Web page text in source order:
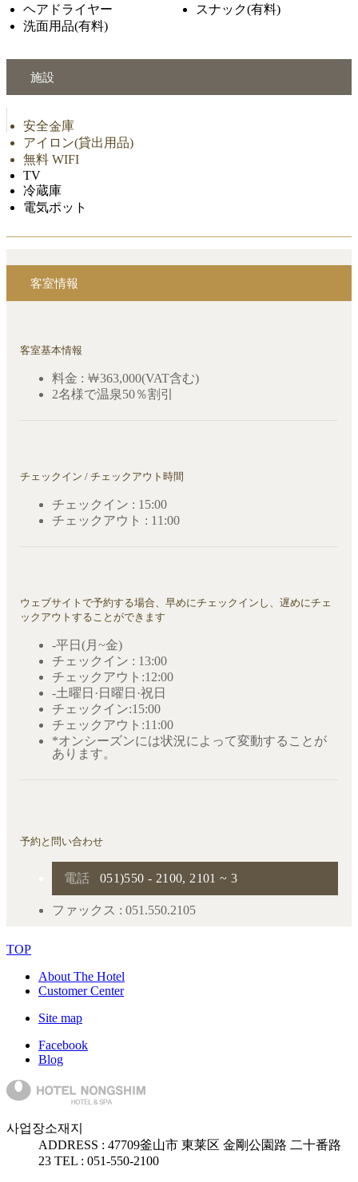
ヘアドライヤー
洗面用品(有料)
スナック(有料)
施設
安全金庫
アイロン(貸出用品)
無料 WIFI
TV
冷蔵庫
電気ポット
客室情報
客室基本情報
料金 : ￦363,000(VAT含む)
2名様で温泉50％割引
チェックイン / チェックアウト時間
チェックイン : 15:00
チェックアウト : 11:00
ウェブサイトで予約する場合、早めにチェックインし、遅めにチェ
ックアウトすることができます
-平日(月~金)
チェックイン : 13:00
チェックアウト:12:00
-土曜日·日曜日·祝日
チェックイン:15:00
チェックアウト:11:00
*オンシーズンには状況によって変動することが
あります。
予約と問い合わせ
電話 051)550 - 2100, 2101 ~ 3
ファックス : 051.550.2105
TOP
About The Hotel
Customer Center
Site map
Facebook
Blog
사업장소재지
ADDRESS : 47709釜山市 東莱区 金剛公園路 二十番路
23 TEL : 051-550-2100